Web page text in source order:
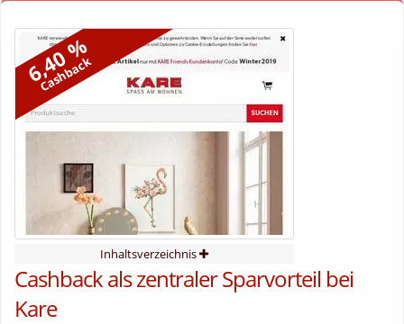
6,40 %
Cashback
Inhaltsverzeichnis
Cashback als zentraler Sparvorteil bei
Kare